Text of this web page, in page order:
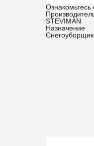
Ознакомьтесь
STEVIMAN
Назначение